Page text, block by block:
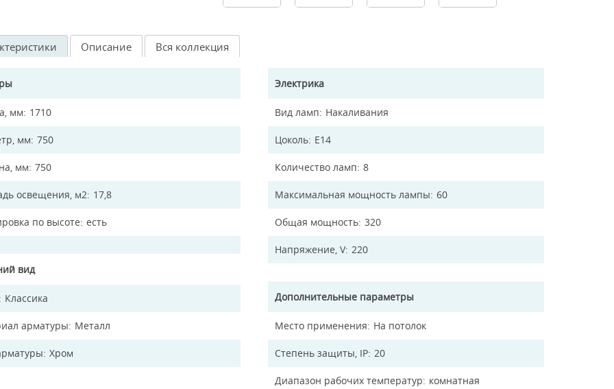
Описание Вся коллекция
мм 1710
мм 750
мм 750
освещения, м2 17,8
по высоте есть
вид
Классика
арматуры Металл
Хром
Электрика
Вид ламп Накаливания
Цоколь E14
Количество ламп 8
Максимальная мощность лампы 60
Общая мощность 320
Напряжение, V 220
Дополнительные параметры
Место применения На потолок
Степень защиты, IP 20
Диапазон рабочих температур комнатная